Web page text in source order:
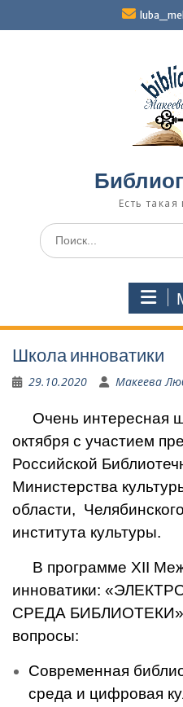
Есть
Поиск
по:
Школа инноватики
29.10.2020 Макеева
Очень интересная
октября с участием
Российской
Министерства
области,
института культуры.
В программе ХII
инноватики:
СРЕДА БИБЛИОТЕКИ»
вопросы:
Современная
среда и цифровая